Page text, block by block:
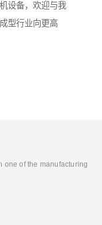
设备，欢迎与我
型行业向更高
one of the manufacturing